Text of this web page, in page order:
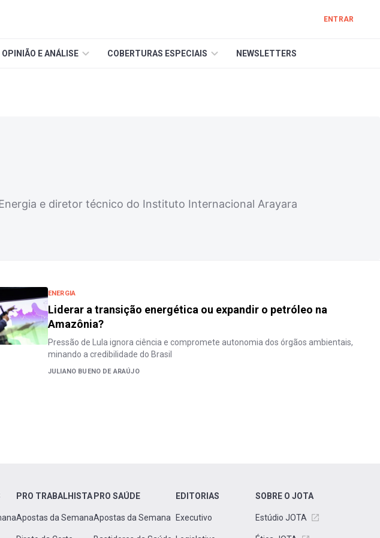
ENTRAR
OPINIÃO E ANÁLISE COBERTURAS ESPECIAIS NEWSLETTERS
e diretor técnico do Instituto Internacional Arayara
ENERGIA
Liderar a transição energética ou expandir o petróleo na
Amazônia?
Pressão de Lula ignora ciência e compromete autonomia dos órgãos ambientais,
minando a credibilidade do Brasil
JULIANO BUENO DE ARAÚJO
PRO TRABALHISTA
Apostas da Semana
PRO SAÚDE
Apostas da Semana
EDITORIAS
Executivo
SOBRE O JOTA
Estúdio JOTA